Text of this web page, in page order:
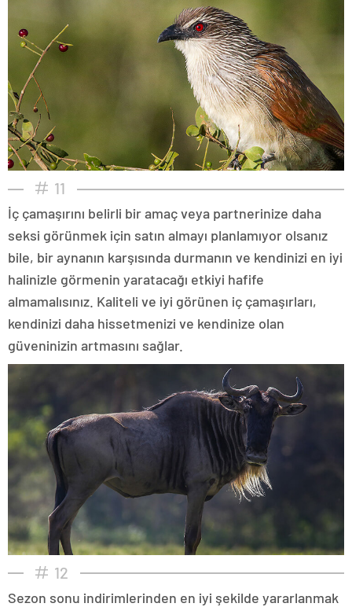
11
İç çamaşırını belirli bir amaç veya partnerinize daha
seksi görünmek için satın almayı planlamıyor olsanız
bile, bir aynanın karşısında durmanın ve kendinizi en iyi
halinizle görmenin yaratacağı etkiyi hafife
almamalısınız. Kaliteli ve iyi görünen iç çamaşırları,
kendinizi daha hissetmenizi ve kendinize olan
güveninizin artmasını sağlar.
12
Sezon sonu indirimlerinden en iyi şekilde yararlanmak